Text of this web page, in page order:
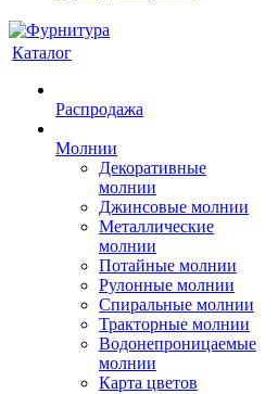
Каталог
Распродажа
Молнии
Декоративные
молнии
Джинсовые молнии
Металлические
молнии
Потайные молнии
Рулонные молнии
Спиральные молнии
Тракторные молнии
Водонепроницаемые
молнии
Карта цветов